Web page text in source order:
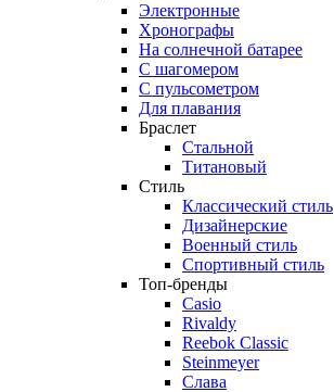
Электронные
Хронографы
На солнечной батарее
С шагомером
С пульсометром
Для плавания
Браслет
Стальной
Титановый
Стиль
Классический стиль
Дизайнерские
Военный стиль
Спортивный стиль
Топ-бренды
Casio
Rivaldy
Reebok Classic
Steinmeyer
Слава